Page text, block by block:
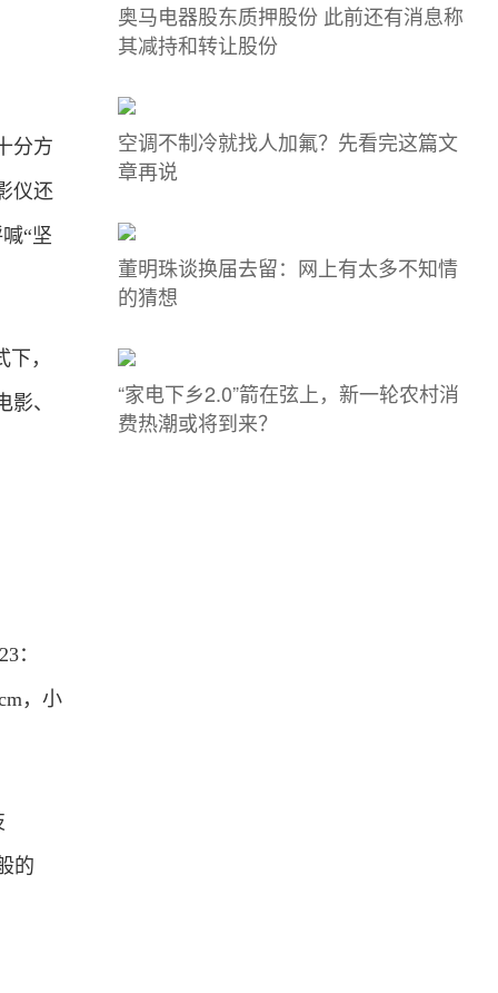
分方
仪还
“坚
，
、
：
，小
的
奥马电器股东质押股份 此前还有消息称
其减持和转让股份
空调不制冷就找人加氟？先看完这篇文
章再说
董明珠谈换届去留：网上有太多不知情
的猜想
“家电下乡2.0”箭在弦上，新一轮农村消
费热潮或将到来？